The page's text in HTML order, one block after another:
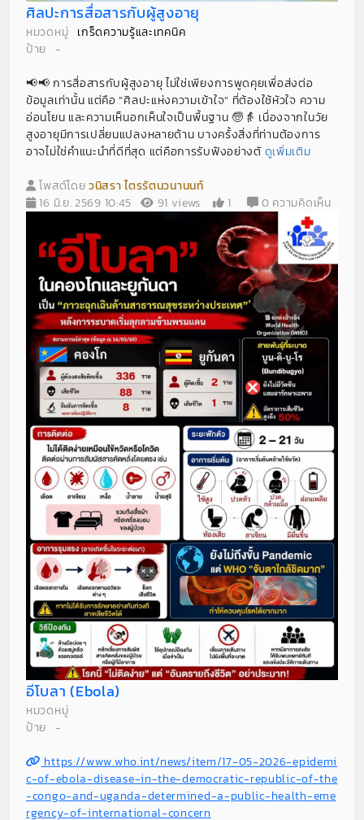
ศิลปะการสื่อสารกับผู้สูงอายุ
หมวดหมู่ เกร็ดความรู้และเทคนิค
ป้าย-
📢📢 การสื่อสารกับผู้สูงอายุ ไม่ใช่เพียงการพูดคุยเพื่อส่งต่อ
ข้อมูลเท่านั้น แต่คือ “ศิลปะแห่งความเข้าใจ” ที่ต้องใช้หัวใจ ความ
อ่อนโยน และความเห็นอกเห็นใจเป็นพื้นฐาน 🧓👵 เนื่องจากในวัย
สูงอายุมีการเปลี่ยนแปลงหลายด้าน บางครั้งสิ่งที่ท่านต้องการ
อาจไม่ใช่คำแนะนำที่ดีที่สุด แต่คือการรับฟังอย่างตัดูเพิ่มเติม
โพสต์โดยวนิสรา ไตรรัตนวนานนท์
16 มิ.ย. 2569 10:45
91 views 1 0 ความคิดเห็น
อีโบลา (Ebola)
หมวดหมู่
ป้าย-
https://www.who.int/news/item/17-05-2026-epidemi
c-of-ebola-disease-in-the-democratic-republic-of-the
-congo-and-uganda-determined-a-public-health-eme
rgency-of-international-concern